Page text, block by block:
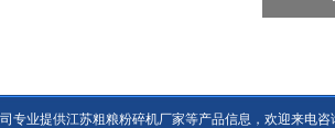
专业提供江苏粗粮粉碎机厂家等产品信息，欢迎来电咨